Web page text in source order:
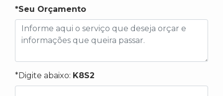
*Seu Orçamento
*Digite abaixo: K8S2